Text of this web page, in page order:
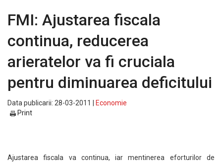
FMI: Ajustarea fiscala
continua, reducerea
arieratelor va fi cruciala
pentru diminuarea deficitului
Data publicarii: 28-03-2011 |
Economie
Print
Ajustarea fiscala va continua, iar mentinerea eforturilor de